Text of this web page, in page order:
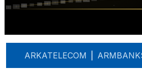
ARKATELECOM